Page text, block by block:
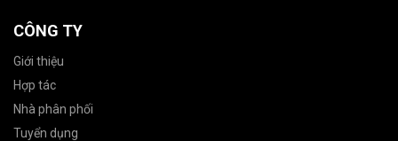
CÔNG TY
Giới thiệu
Hợp tác
Nhà phân phối
Tuyển dụng